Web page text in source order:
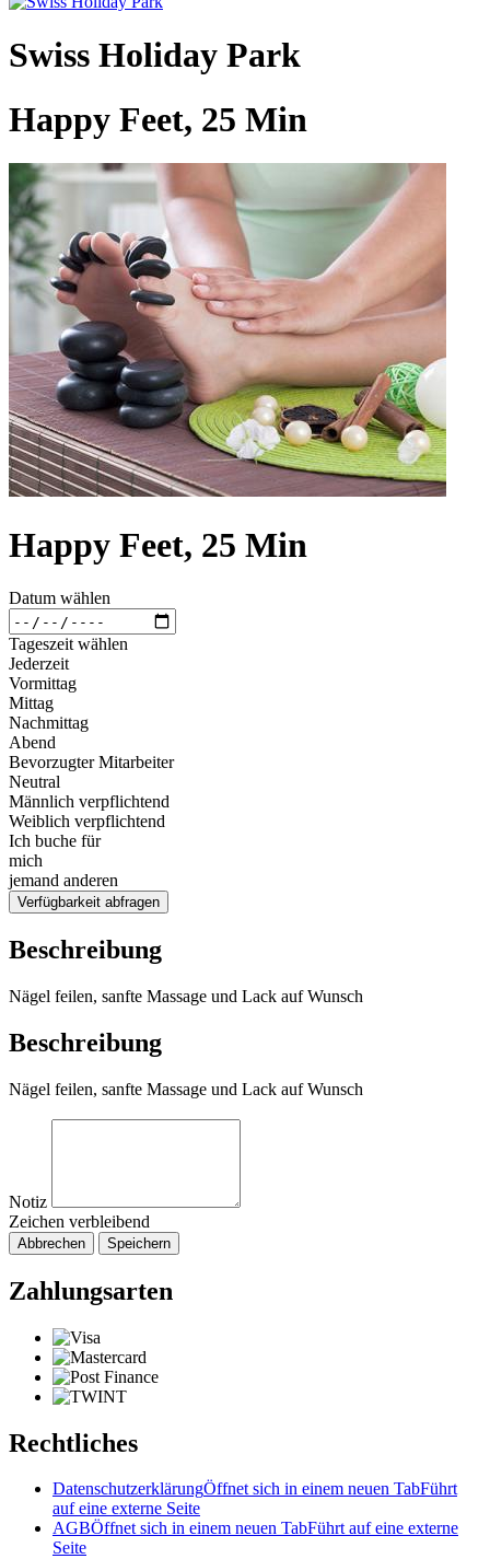
Swiss Holiday Park
Happy Feet, 25 Min
Happy Feet, 25 Min
Datum wählen
Tageszeit wählen
Jederzeit
Vormittag
Mittag
Nachmittag
Abend
Bevorzugter Mitarbeiter
Neutral
Männlich verpflichtend
Weiblich verpflichtend
Ich buche für
mich
jemand anderen
Verfügbarkeit abfragen
Beschreibung
Nägel feilen, sanfte Massage und Lack auf Wunsch
Beschreibung
Nägel feilen, sanfte Massage und Lack auf Wunsch
Notiz
Zeichen verbleibend
Abbrechen Speichern
Zahlungsarten
Rechtliches
DatenschutzerklärungÖffnet sich in einem neuen TabFührt
auf eine externe Seite
AGBÖffnet sich in einem neuen TabFührt auf eine externe
Seite